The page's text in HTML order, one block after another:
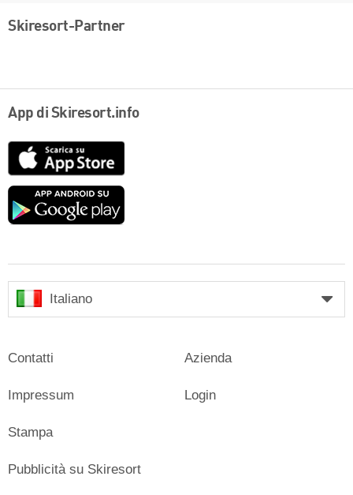
Skiresort-Partner
App di Skiresort.info
Google
Italiano
Contatti
Impressum
Stampa
Azienda
Login
Pubblicità su Skiresort